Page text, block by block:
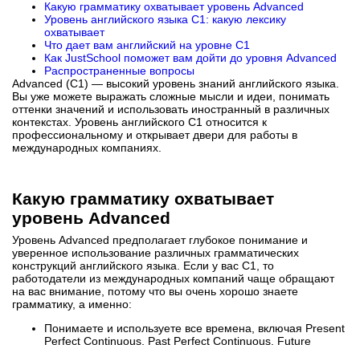
Какую грамматику охватывает уровень Advanced
Уровень английского языка С1: какую лексику
охватывает
Что дает вам английский на уровне C1
Как JustSchool поможет вам дойти до уровня Advanced
Распространенные вопросы
Advanced (C1) — высокий уровень знаний английского языка.
Вы уже можете выражать сложные мысли и идеи, понимать
оттенки значений и использовать иностранный в различных
контекстах. Уровень английского C1 относится к
профессиональному и открывает двери для работы в
международных компаниях.
Какую грамматику охватывает
уровень Advanced
Уровень Advanced предполагает глубокое понимание и
уверенное использование различных грамматических
конструкций английского языка. Если у вас C1, то
работодатели из международных компаний чаще обращают
на вас внимание, потому что вы очень хорошо знаете
грамматику, а именно:
Понимаете и используете все времена, включая Present
Perfect Continuous, Past Perfect Continuous, Future